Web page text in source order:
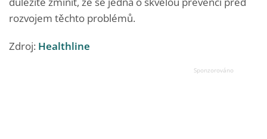
rozvojem těchto problémů.
Zdroj: Healthline